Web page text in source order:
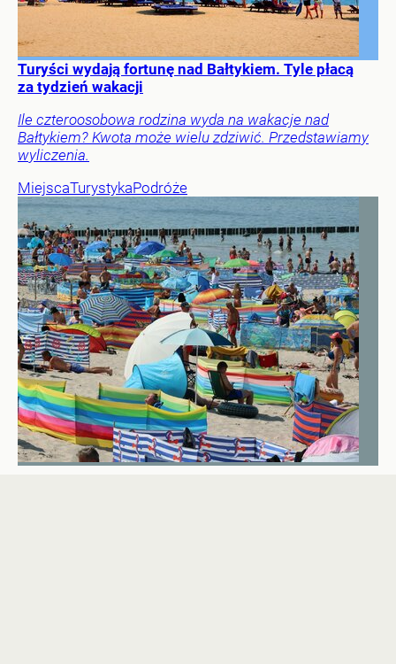
Turyści wydają fortunę nad Bałtykiem. Tyle płacą
za tydzień wakacji
Ile czteroosobowa rodzina wyda na wakacje nad
Bałtykiem? Kwota może wielu zdziwić. Przedstawiamy
wyliczenia.
MiejscaTurystykaPodróże